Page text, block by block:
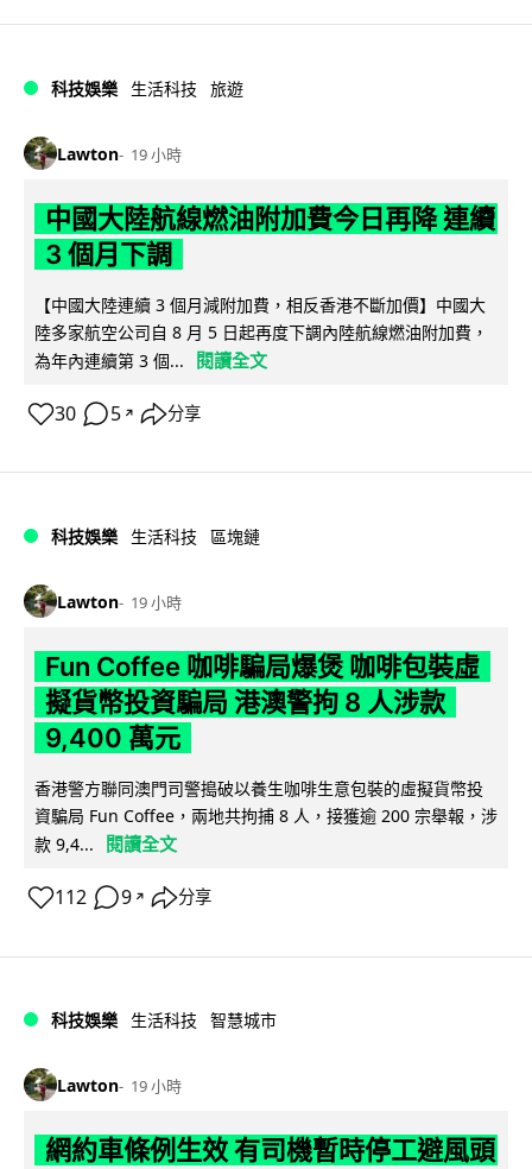
科技娛樂 生活科技 旅遊
Lawton 19 小時
中國大陸航線燃油附加費今日再降 連續
3 個月下調
【中國大陸連續 3 個月減附加費，相反香港不斷加價】中國大
陸多家航空公司自 8 月 5 日起再度下調內陸航線燃油附加費，
為年內連續第 3 個...
閱讀全文
30 5 ↗ 分享
科技娛樂 生活科技 區塊鏈
Lawton 19 小時
Fun Coffee 咖啡騙局爆煲 咖啡包裝虛
擬貨幣投資騙局 港澳警拘 8 人涉款
9,400 萬元
香港警方聯同澳門司警搗破以養生咖啡生意包裝的虛擬貨幣投
資騙局 Fun Coffee，兩地共拘捕 8 人，接獲逾 200 宗舉報，涉
款 9,4...
閱讀全文
112 9 ↗ 分享
科技娛樂 生活科技 智慧城市
Lawton 19 小時
網約車條例生效 有司機暫時停工避風頭